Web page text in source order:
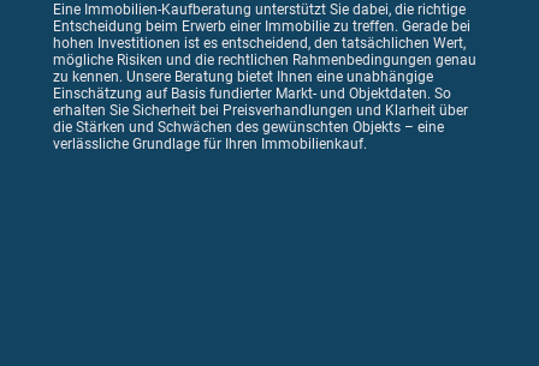
Eine Immobilien-Kaufberatung unterstützt Sie dabei, die richtige
Entscheidung beim Erwerb einer Immobilie zu treffen. Gerade bei
hohen Investitionen ist es entscheidend, den tatsächlichen Wert,
mögliche Risiken und die rechtlichen Rahmenbedingungen genau
zu kennen. Unsere Beratung bietet Ihnen eine unabhängige
Einschätzung auf Basis fundierter Markt- und Objektdaten. So
erhalten Sie Sicherheit bei Preisverhandlungen und Klarheit über
die Stärken und Schwächen des gewünschten Objekts – eine
verlässliche Grundlage für Ihren Immobilienkauf.